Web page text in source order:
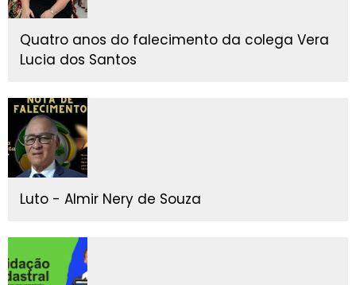
Quatro anos do falecimento da colega Vera
Lucia dos Santos
Luto - Almir Nery de Souza